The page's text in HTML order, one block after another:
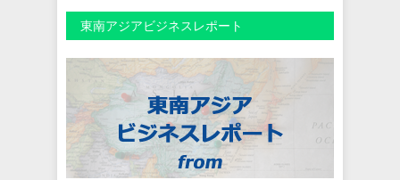
東南アジアビジネスレポート